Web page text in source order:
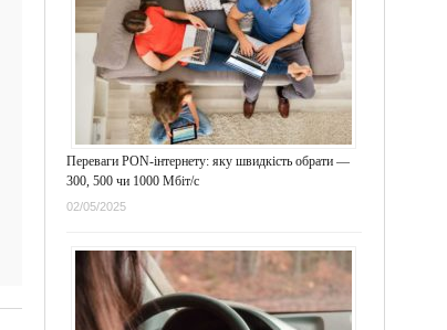
Переваги PON-інтернету: яку швидкість обрати —
300, 500 чи 1000 Мбіт/с
02/05/2025